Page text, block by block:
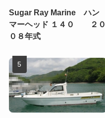
Sugar Ray Marine ハン
マーヘッド １４０ ２０
０８年式